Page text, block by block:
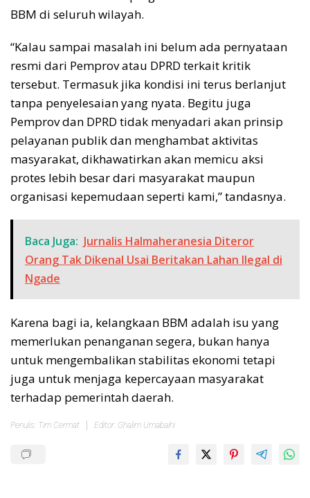
BBM di seluruh wilayah.
“Kalau sampai masalah ini belum ada pernyataan
resmi dari Pemprov atau DPRD terkait kritik
tersebut. Termasuk jika kondisi ini terus berlanjut
tanpa penyelesaian yang nyata. Begitu juga
Pemprov dan DPRD tidak menyadari akan prinsip
pelayanan publik dan menghambat aktivitas
masyarakat, dikhawatirkan akan memicu aksi
protes lebih besar dari masyarakat maupun
organisasi kepemudaan seperti kami,” tandasnya.
Baca Juga: Jurnalis Halmaheranesia Diteror
Orang Tak Dikenal Usai Beritakan Lahan Ilegal di
Ngade
Karena bagi ia, kelangkaan BBM adalah isu yang
memerlukan penanganan segera, bukan hanya
untuk mengembalikan stabilitas ekonomi tetapi
juga untuk menjaga kepercayaan masyarakat
terhadap pemerintah daerah.
Penulis: Tim Cermat Editor: Ghalim Umabaihi